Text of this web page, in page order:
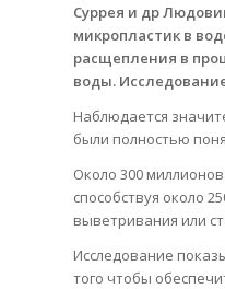
Суррея и др
микропластик в
расщепления в
воды.
Наблюдается
были полностью
Около 300
способствуя около
выветривания или
Исследование
того чтобы